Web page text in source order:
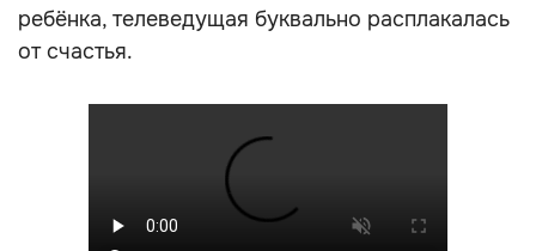
ребёнка, телеведущая буквально расплакалась
от счастья.